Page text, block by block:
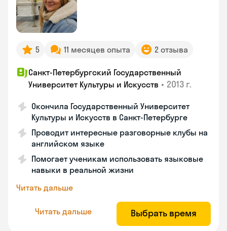
5 11 месяцев опыта 2 отзыва
Санкт-Петербургский Государственный
Университет Культуры и Искусств • 2013 г.
Окончила Государственный Университет
Культуры и Искусств в Санкт-Петербурге
Проводит интересные разговорные клубы на
английском языке
Помогает ученикам использовать языковые
навыки в реальной жизни
Читать дальше
Читать дальше Выбрать время